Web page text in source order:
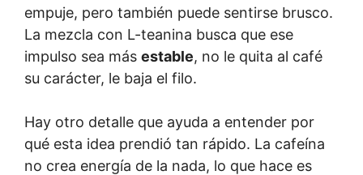
empuje, pero también puede sentirse brusco.
La mezcla con L-teanina busca que ese
impulso sea más estable, no le quita al café
su carácter, le baja el filo.
Hay otro detalle que ayuda a entender por
qué esta idea prendió tan rápido. La cafeína
no crea energía de la nada, lo que hace es